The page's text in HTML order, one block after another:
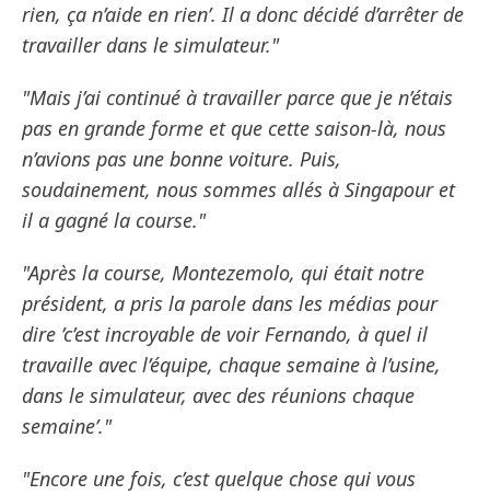
rien, ça n’aide en rien’. Il a donc décidé d’arrêter de
travailler dans le simulateur."
"Mais j’ai continué à travailler parce que je n’étais
pas en grande forme et que cette saison-là, nous
n’avions pas une bonne voiture. Puis,
soudainement, nous sommes allés à Singapour et
il a gagné la course."
"Après la course, Montezemolo, qui était notre
président, a pris la parole dans les médias pour
dire ’c’est incroyable de voir Fernando, à quel il
travaille avec l’équipe, chaque semaine à l’usine,
dans le simulateur, avec des réunions chaque
semaine’."
"Encore une fois, c’est quelque chose qui vous